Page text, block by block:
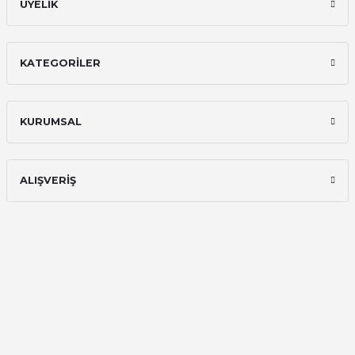
ÜYELİK
KATEGORİLER
KURUMSAL
ALIŞVERİŞ